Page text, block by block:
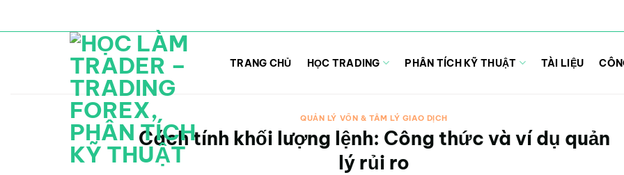
TRANG CHỦ HỌC TRADING PHÂN TÍCH KỸ THUẬT TÀI LIỆU
QUẢN LÝ VỐN & TÂM LÝ GIAO DỊCH
Cách tính khối lượng lệnh: Công thức và ví dụ quản
lý rủi ro